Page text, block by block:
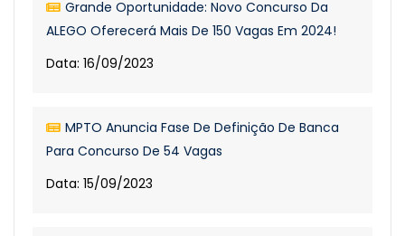
Grande Oportunidade: Novo Concurso Da
ALEGO Oferecerá Mais De 150 Vagas Em 2024!
Data: 16/09/2023
MPTO Anuncia Fase De Definição De Banca
Para Concurso De 54 Vagas
Data: 15/09/2023